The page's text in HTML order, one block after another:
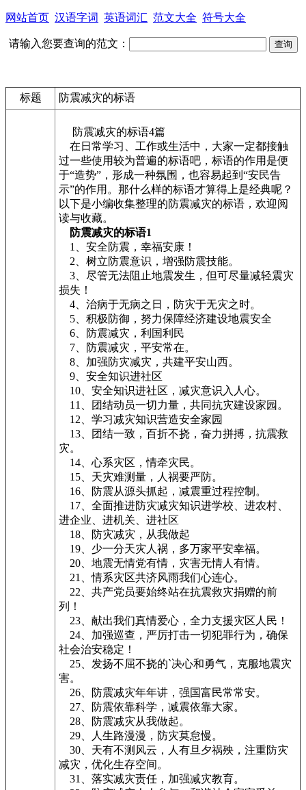
网站首页 汉语字词 英语词汇 范文大全 符号大全
请输入您要查询的范文：
标题 防震减灾的标语
防震减灾的标语4篇
在日常学习、工作或生活中，大家一定都接触
过一些使用较为普遍的标语吧，标语的作用是便
于“造势”，形成一种氛围，也容易起到“安民告
示”的作用。那什么样的标语才算得上是经典呢？
以下是小编收集整理的防震减灾的标语，欢迎阅
读与收藏。
防震减灾的标语1
1、安全防震，幸福安康！
2、树立防震意识，增强防震技能。
3、尽管无法阻止地震发生，但可尽量减轻震灾
损失！
4、治病于无病之日，防灾于无灾之时。
5、积极防御，努力保障经济建设地震安全
6、防震减灾，利国利民
7、防震减灾，平安常在。
8、加强防灾减灾，共建平安山西。
9、安全知识进社区
10、安全知识进社区，减灾意识入人心。
11、团结动员一切力量，共同抗灾建设家园。
12、学习减灾知识营造安全家园
13、团结一致，百折不挠，奋力拼搏，抗震救
灾。
14、心系灾区，情牵灾民。
15、天灾难测量，人祸要严防。
16、防震从源头抓起，减震重过程控制。
17、全面推进防灾减灾知识进学校、进农村、
进企业、进机关、进社区
18、防灾减灾，从我做起
19、少一分天灾人祸，多万家平安幸福。
20、地震无情党有情，灾害无情人有情。
21、情系灾区共济风雨我们心连心。
22、共产党员要始终站在抗震救灾捐赠的前
列！
23、献出我们真情爱心，全力支援灾区人民！
24、加强巡查，严厉打击一切犯罪行为，确保
社会治安稳定！
25、发扬不屈不挠的`决心和勇气，克服地震灾
害。
26、防震减灾年年讲，强国富民常常安。
27、防震依靠科学，减震依靠大家。
28、防震减灾从我做起。
29、人生路漫漫，防灾莫怠慢。
30、天有不测风云，人有旦夕祸殃，注重防灾
减灾，优化生存空间。
31、落实减灾责任，加强减灾教育。